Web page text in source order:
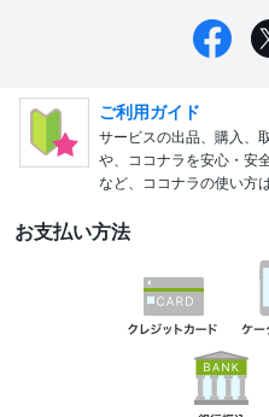
ご利用ガイド
サービスの出品、購入、
や、ココナラを安心・安
など、ココナラの使い方
お支払い方法